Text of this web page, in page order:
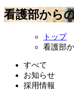
看護部から
トップ
看護部
すべて
お知らせ
採用情報